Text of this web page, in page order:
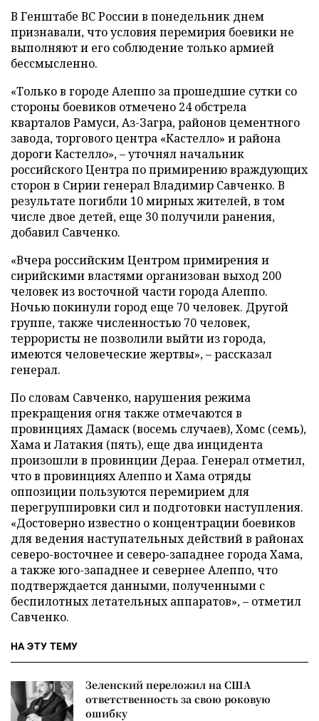
В Генштабе ВС России в понедельник днем
признавали, что условия перемирия боевики не
выполняют и его соблюдение только армией
бессмысленно.
«Только в городе Алеппо за прошедшие сутки со
стороны боевиков отмечено 24 обстрела
кварталов Рамуси, Аз-Загра, районов цементного
завода, торгового центра «Кастелло» и района
дороги Кастелло», – уточнял начальник
российского Центра по примирению враждующих
сторон в Сирии генерал Владимир Савченко. В
результате погибли 10 мирных жителей, в том
числе двое детей, еще 30 получили ранения,
добавил Савченко.
«Вчера российским Центром примирения и
сирийскими властями организован выход 200
человек из восточной части города Алеппо.
Ночью покинули город еще 70 человек. Другой
группе, также численностью 70 человек,
террористы не позволили выйти из города,
имеются человеческие жертвы», – рассказал
генерал.
По словам Савченко, нарушения режима
прекращения огня также отмечаются в
провинциях Дамаск (восемь случаев), Хомс (семь),
Хама и Латакия (пять), еще два инцидента
произошли в провинции Дераа. Генерал отметил,
что в провинциях Алеппо и Хама отряды
оппозиции пользуются перемирием для
перегруппировки сил и подготовки наступления.
«Достоверно известно о концентрации боевиков
для ведения наступательных действий в районах
северо-восточнее и северо-западнее города Хама,
а также юго-западнее и севернее Алеппо, что
подтверждается данными, полученными с
беспилотных летательных аппаратов», – отметил
Савченко.
НА ЭТУ ТЕМУ
Зеленский переложил на США
ответственность за свою роковую
ошибку